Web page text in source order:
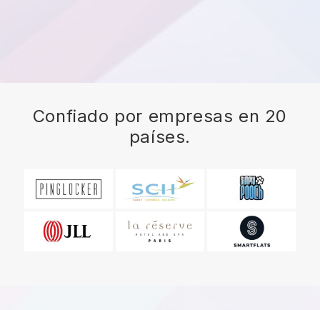
Confiado por empresas en 20
países.